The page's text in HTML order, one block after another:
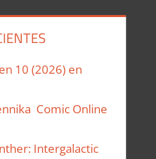
10 (2026) en
Comic Online
Intergalactic